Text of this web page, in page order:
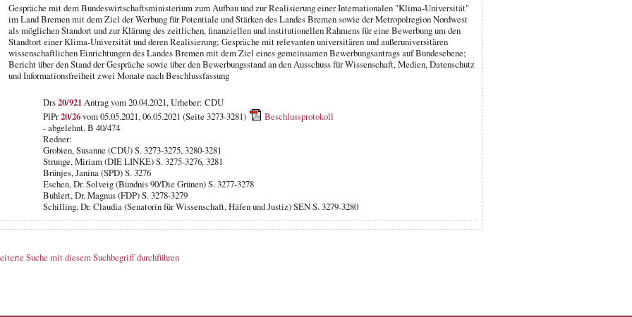
Gespräche mit dem Bundeswirtschaftsministerium zum Aufbau und zur Realisierung einer Internationalen "Klima-Universität"
im Land Bremen mit dem Ziel der Werbung für Potentiale und Stärken des Landes Bremen sowie der Metropolregion Nordwest
als möglichen Standort und zur Klärung des zeitlichen, finanziellen und institutionellen Rahmens für eine Bewerbung um den
Standtort einer Klima-Universität und deren Realisierung; Gespräche mit relevanten universitären und außeruniversitären
wissenschaftlichen Einrichtungen des Landes Bremen mit dem Ziel eines gemeinsamen Bewerbungsantrags auf Bundesebene;
Bericht über den Stand der Gespräche sowie über den Bewerbungsstand an den Ausschuss für Wissenschaft, Medien, Datenschutz
und Informationsfreiheit zwei Monate nach Beschlussfassung
Drs20/921Antrag vom 20.04.2021, Urheber: CDU
PlPr20/26vom 05.05.2021, 06.05.2021 (Seite 3273-3281)
Beschlussprotokoll
- abgelehnt. B 40/474
Redner:
Grobien, Susanne (CDU) S. 3273-3275, 3280-3281
Strunge, Miriam (DIE LINKE) S. 3275-3276, 3281
Brünjes, Janina (SPD) S. 3276
Eschen, Dr. Solveig (Bündnis 90/Die Grünen) S. 3277-3278
Buhlert, Dr. Magnus (FDP) S. 3278-3279
Schilling, Dr. Claudia (Senatorin für Wissenschaft, Häfen und Justiz) SEN S. 3279-3280
Suche mit diesem Suchbegriff durchführen